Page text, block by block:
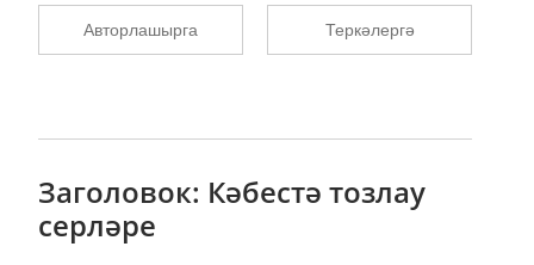
Авторлашырга Теркәлергә
Заголовок: Кәбестә тозлау
серләре